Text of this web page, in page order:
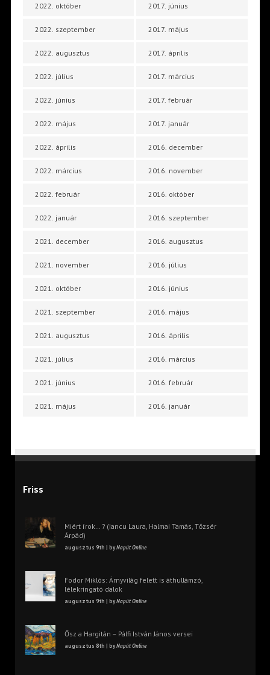
2022. október
2022. szeptember
2022. augusztus
2022. július
2022. június
2022. május
2022. április
2022. március
2022. február
2022. január
2021. december
2021. november
2021. október
2021. szeptember
2021. augusztus
2021. július
2021. június
2021. május
2017. június
2017. május
2017. április
2017. március
2017. február
2017. január
2016. december
2016. november
2016. október
2016. szeptember
2016. augusztus
2016. július
2016. június
2016. május
2016. április
2016. március
2016. február
2016. január
Friss
Miért írok… ? (Iancu Laura, Halmai Tamás, Tőzsér
Árpád)
augusztus 9th | byNapút Online
Fodor Miklós: Árnyvilág felett is áthullámzó,
lélekringató dalok
augusztus 9th | byNapút Online
Ősz a Hargitán – Pálfi István János versei
augusztus 8th | byNapút Online